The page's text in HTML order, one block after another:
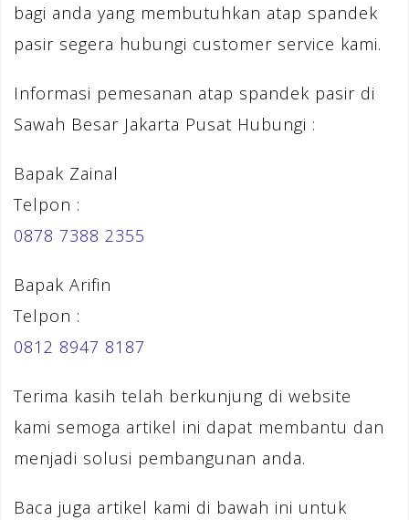
bagi anda yang membutuhkan atap spandek
pasir segera hubungi customer service kami.
Informasi pemesanan atap spandek pasir di
Sawah Besar Jakarta Pusat Hubungi :
Bapak Zainal
Telpon :
0878 7388 2355
Bapak Arifin
Telpon :
0812 8947 8187
Terima kasih telah berkunjung di website
kami semoga artikel ini dapat membantu dan
menjadi solusi pembangunan anda.
Baca juga artikel kami di bawah ini untuk